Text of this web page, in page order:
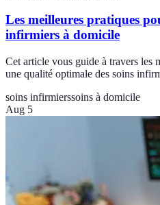
Les meilleures pratiques
infirmiers à domicile
Cet article vous guide à travers les
une qualité optimale des soins
soins infirmierssoins à domicile
Aug 5